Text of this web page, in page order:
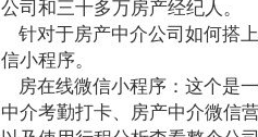
公司和三十多万房产经纪人。
针对于房产中介公司如何搭
信小程序。
房在线微信小程序：这个是
中介考勤打卡、房产中介微信